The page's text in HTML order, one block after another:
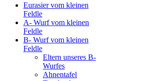
Eurasier vom kleinen
Feldle
A- Wurf vom kleinen
Feldle
B- Wurf vom kleinen
Feldle
Eltern unseres B-
Wurfes
Ahnentafel